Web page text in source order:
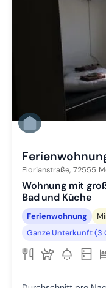
Florianstraße, 72555
Wohnung mit
Bad und Küche
Ferienwohnung
Ganze Unterkunft (3